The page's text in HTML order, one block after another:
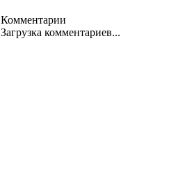
Комментарии
Загрузка комментариев...